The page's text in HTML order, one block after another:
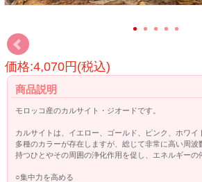
価格:4,070円(税込)
商品説明
モロッコ産のカルサイト・ジオードです。
カルサイトは、イエロー、ゴールド、ピンク、ホワイ
多種のカラーが存在しますが、総じて非常に高い周波
持つひとやその周囲の浄化作用を促し、エネルギーの
○集中力を高める